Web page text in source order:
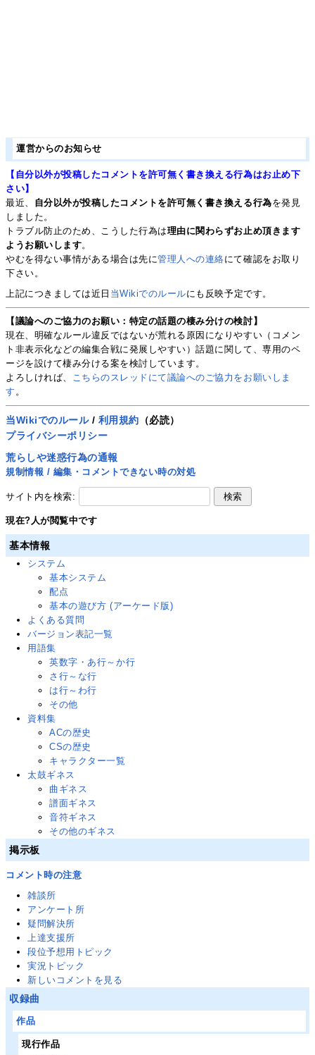
運営からのお知らせ
【自分以外が投稿したコメントを許可無く書き換える行為はお止め下
さい】
最近、 自分以外が投稿したコメントを許可無く書き換える行為を発見
しました。
トラブル防止のため、こうした行為は理由に関わらずお止め頂きます
ようお願いします。
やむを得ない事情がある場合は先に管理人への連絡にて確認をお取り
下さい。
上記につきましては近日 当Wikiでのルールにも反映予定です。
【議論へのご協力のお願い：特定の話題の棲み分けの検討】
現在、明確なルール違反ではないが荒れる原因になりやすい（コメン
ト非表示化などの編集合戦に発展しやすい）話題に関して、専用のペ
ージを設けて棲み分ける案を検討しています。
よろしければ、 こちらのスレッドにて議論へのご協力をお願いしま
す 。
当Wikiでのルール/ 利用規約 （必読）
プライバシーポリシー
荒らしや迷惑行為の通報
規制情報 / 編集・コメントできない時の対処
サイト内を検索:
現在?人が閲覧中です
基本情報
システム
基本システム
配点
基本の遊び方 (アーケード版)
よくある質問
バージョン表記一覧
用語集
英数字・あ行～か行
さ行～な行
は行～わ行
その他
資料集
ACの歴史
CSの歴史
キャラクター一覧
太鼓ギネス
曲ギネス
譜面ギネス
音符ギネス
その他のギネス
掲示板
コメント時の注意
雑談所
アンケート所
疑問解決所
上達支援所
段位予想用トピック
実況トピック
新しいコメントを見る
収録曲
作品
現行作品